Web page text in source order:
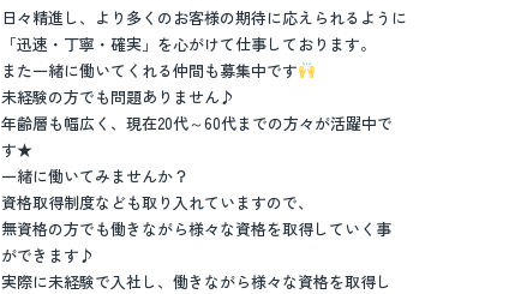
日々精進し、より多くのお客様の期待に応えられるように
「迅速・丁寧・確実」を心がけて仕事しております。
また一緒に働いてくれる仲間も募集中です
未経験の方でも問題ありません♪
年齢層も幅広く、現在20代～60代までの方々が活躍中で
す★
一緒に働いてみませんか？
資格取得制度なども取り入れていますので、
無資格の方でも働きながら様々な資格を取得していく事
ができます♪
実際に未経験で入社し、働きながら様々な資格を取得し